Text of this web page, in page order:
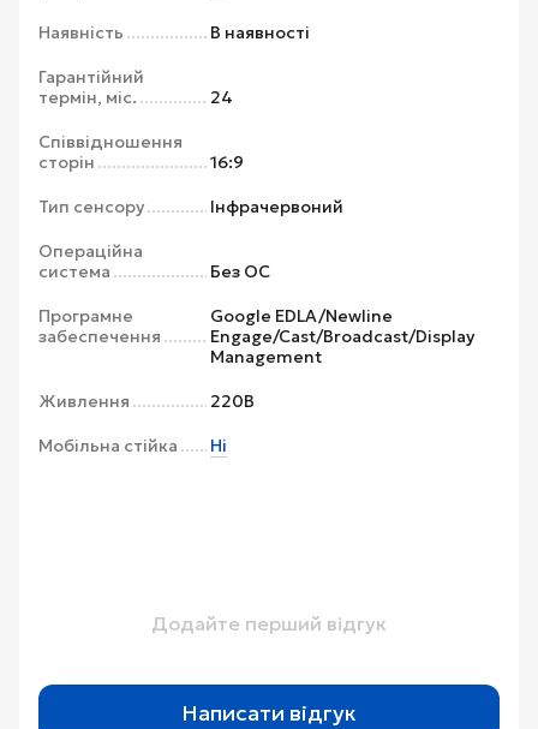
Наявність В наявності
Гарантійний
термін, міс.
24
Співвідношення
сторін
16:9
Тип сенсору Інфрачервоний
Операційна
система
Без ОС
Програмне
забеспечення
Google EDLA/Newline
Engage/Cast/Broadcast/Display
Management
Живлення 220В
Мобільна стійка Ні
Додайте перший відгук
Написати відгук